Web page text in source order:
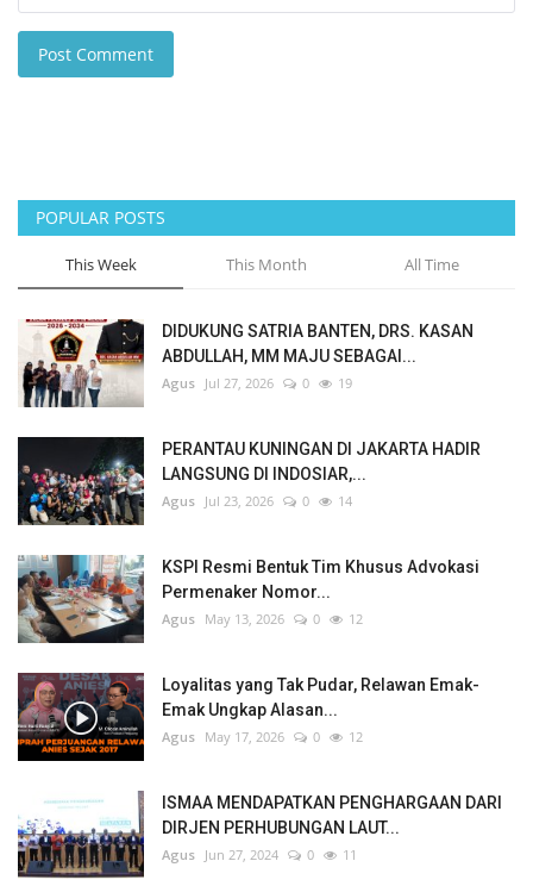
Post Comment
POPULAR POSTS
This Week This Month All Time
DIDUKUNG SATRIA BANTEN, DRS. KASAN
ABDULLAH, MM MAJU SEBAGAI...
Agus Jul 27, 2026 0 19
PERANTAU KUNINGAN DI JAKARTA HADIR
LANGSUNG DI INDOSIAR,...
Agus Jul 23, 2026 0 14
KSPI Resmi Bentuk Tim Khusus Advokasi
Permenaker Nomor...
Agus May 13, 2026 0 12
Loyalitas yang Tak Pudar, Relawan Emak-
Emak Ungkap Alasan...
Agus May 17, 2026 0 12
ISMAA MENDAPATKAN PENGHARGAAN DARI
DIRJEN PERHUBUNGAN LAUT...
Agus Jun 27, 2024 0 11